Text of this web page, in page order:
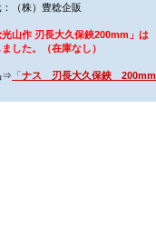
（株）豊稔企販
光山作 刃長大久保鋏200mm」は
した。（在庫なし）
⇒ 「ナス 刃長大久保鋏 200mm